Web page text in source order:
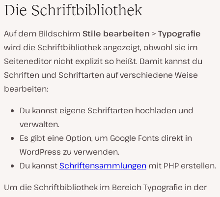
Die Schriftbibliothek
Auf dem Bildschirm Stile bearbeiten >Typografie
wird die Schriftbibliothek angezeigt, obwohl sie im
Seiteneditor nicht explizit so heißt. Damit kannst du
Schriften und Schriftarten auf verschiedene Weise
bearbeiten:
Du kannst eigene Schriftarten hochladen und
verwalten.
Es gibt eine Option, um Google Fonts direkt in
WordPress zu verwenden.
Du kannst Schriftensammlungen mit PHP erstellen.
Um die Schriftbibliothek im Bereich Typografie in der